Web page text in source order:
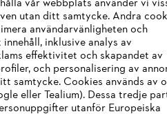
Integrity Line
varumärkesbutik
vår webbplats använder vi
utan ditt samtycke. Andra
användarvänligheten och
inklusive analys av
effektivitet och skapandet av
och personalisering av
samtycke. Cookies används av
eller Tealium). Dessa tredje
utanför Europeiska